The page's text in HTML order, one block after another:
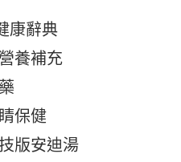
康辭典
養補充
保健
版安迪湯